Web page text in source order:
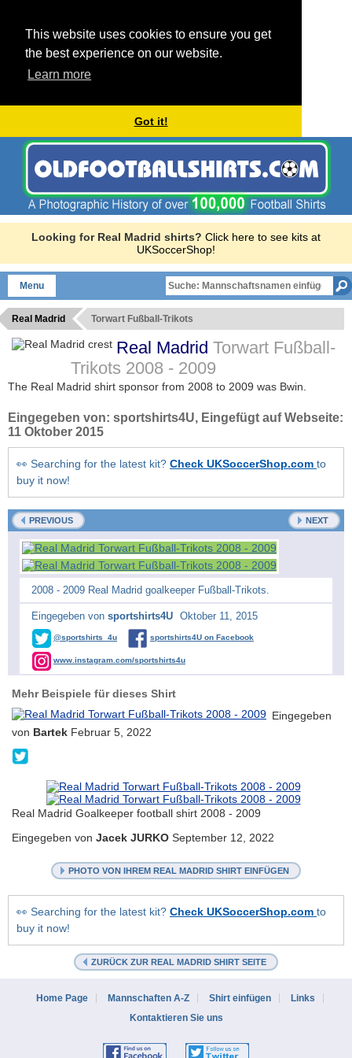
This website uses cookies to ensure you get
the best experience on our website.
Learn more
Got it!
Looking for Real Madrid shirts? Click here to see kits at
UKSoccerShop!
Menu
Real Madrid Torwart Fußball-Trikots
Real Madrid Torwart Fußball-
Trikots 2008 - 2009
The Real Madrid shirt sponsor from 2008 to 2009 was Bwin.
Eingegeben von: sportshirts4U, Eingefügt auf Webseite:
11 Oktober 2015
👀 Searching for the latest kit? Check UKSoccerShop.com to
buy it now!
PREVIOUS NEXT
2008 - 2009 Real Madrid goalkeeper Fußball-Trikots.
Eingegeben von sportshirts4U Oktober 11, 2015
@sportshirts_4u sportshirts4U on Facebook
www.instagram.com/sportshirts4u
Mehr Beispiele für dieses Shirt
Eingegeben
von Bartek Februar 5, 2022
Real Madrid Goalkeeper football shirt 2008 - 2009
Eingegeben von Jacek JURKO September 12, 2022
PHOTO VON IHREM REAL MADRID SHIRT EINFÜGEN
👀 Searching for the latest kit? Check UKSoccerShop.com to
buy it now!
ZURÜCK ZUR REAL MADRID SHIRT SEITE
Home Page Mannschaften A-Z Shirt einfügen
Links
Kontaktieren Sie uns